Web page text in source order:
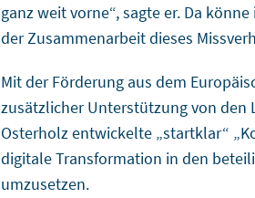
ganz weit vorne“, sagte er. Da
der Zusammenarbeit dieses
Mit der Förderung aus dem
zusätzlicher Unterstützung von den
Osterholz entwickelte „startklar“
digitale Transformation in den
umzusetzen.